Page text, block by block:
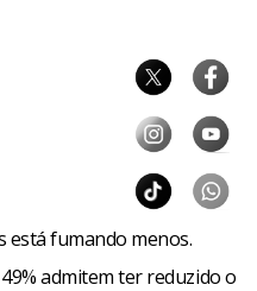
está fumando menos.
admitem ter reduzido o